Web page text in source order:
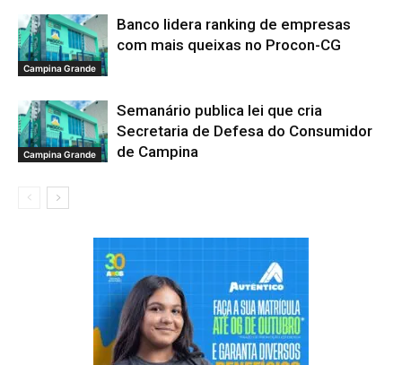
Campina Grande
Banco lidera ranking de empresas
com mais queixas no Procon-CG
Campina Grande
Semanário publica lei que cria
Secretaria de Defesa do Consumidor
de Campina